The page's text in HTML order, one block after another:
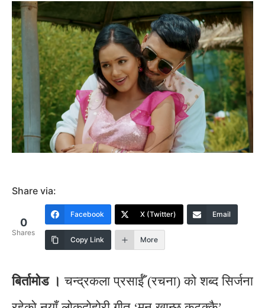
Share via:
0
Shares
Facebook X (Twitter) Email
Copy Link More
बिर्तामोड । चन्द्रकला प्रसाईँ (रचना) को शब्द सिर्जना